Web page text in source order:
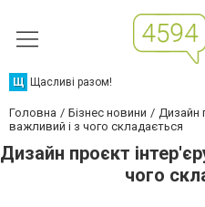
Щ Щасливі разом!
Головна Бізнес новини
Дизайн
важливий і з чого складається
Дизайн проєкт
чого